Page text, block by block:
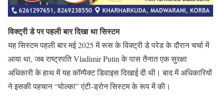
विक्ट्री डे पर पहली बार दिखा था सिस्टम
यह सिस्टम पहली बार मई 2025 में रूस के विक्ट्री डे परेड के दौरान चर्चा में
आया था, जब राष्ट्रपति Vladimir Putin के पास तैनात एक सुरक्षा
अधिकारी के हाथ में यह कॉम्पैक्ट डिवाइस दिखाई दी थी। बाद में अधिकारियों
ने इसकी पहचान “योल्का” एंटी-ड्रोन सिस्टम के रूप में की।